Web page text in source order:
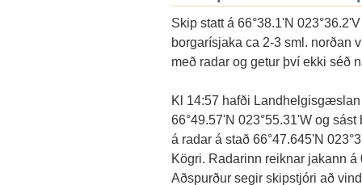
Skip statt á 66°38.1'N
borgarísjaka ca 2-3 sml. norðan
með radar og getur því ekki séð
Kl 14:57 hafði
66°49.57'N 023°55.31'W og
á radar á stað 66°47.645'N
Kögri. Radarinn reiknar jakann
Aðspurður segir skipstjóri að